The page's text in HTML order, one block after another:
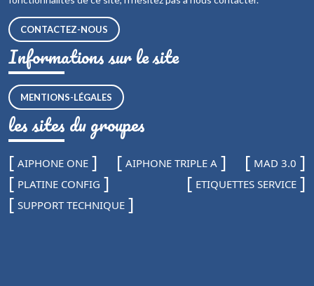
CONTACTEZ-NOUS
Informations sur le site
MENTIONS-LÉGALES
les sites du groupes
AIPHONE ONE AIPHONE TRIPLE A
MAD 3.0
PLATINE CONFIG
ETIQUETTES SERVICE
SUPPORT TECHNIQUE